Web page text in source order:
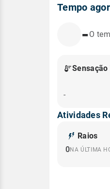
Tempo
-O
-
Atividades
Raios
0NA ÚLTIMA